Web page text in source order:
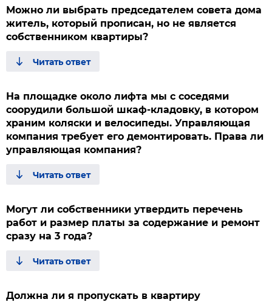
Можно ли выбрать председателем совета дома
житель, который прописан, но не является
собственником квартиры?
На площадке около лифта мы с соседями
соорудили большой шкаф-кладовку, в котором
храним коляски и велосипеды. Управляющая
компания требует его демонтировать. Права ли
управляющая компания?
Могут ли собственники утвердить перечень
работ и размер платы за содержание и ремонт
сразу на 3 года?
Должна ли я пропускать в квартиру